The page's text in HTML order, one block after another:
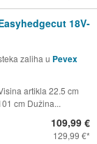
18V-
zaliha u Pevex
artikla 22.5 cm
cm Dužina...
109,99 €
129,99 €